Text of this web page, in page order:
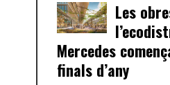
Les
Mercedes
finals d’any